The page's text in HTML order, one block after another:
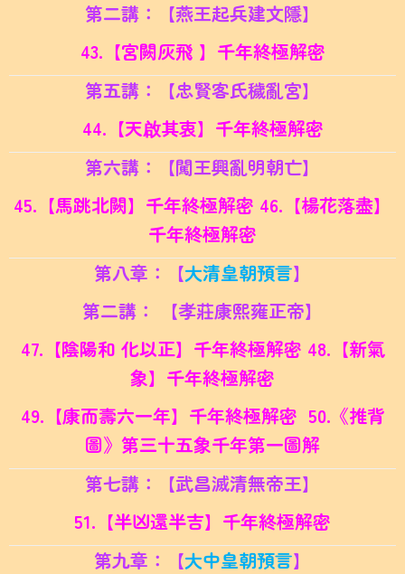
第二講：【燕王起兵建文隱】
43.【宮闕灰飛 】千年終極解密
第五講：【忠賢客氏穢亂宮】
44.【天啟其衷】千年終極解密
第六講：【闖王興亂明朝亡】
45.【馬跳北闕】千年終極解密 46. 【楊花落盡】
千年終極解密
第八章：【大清皇朝預言】
第二講： 【孝莊康熙雍正帝】
47.【陰陽和 化以正】千年終極解密 48. 【新氣
象】千年終極解密
49.【康而壽六一年】千年終極解密 50. 《推背
圖》第三十五象千年第一圖解
第七講：【武昌滅清無帝王】
51.【半凶還半吉】千年終極解密
第九章：【大中皇朝預言】